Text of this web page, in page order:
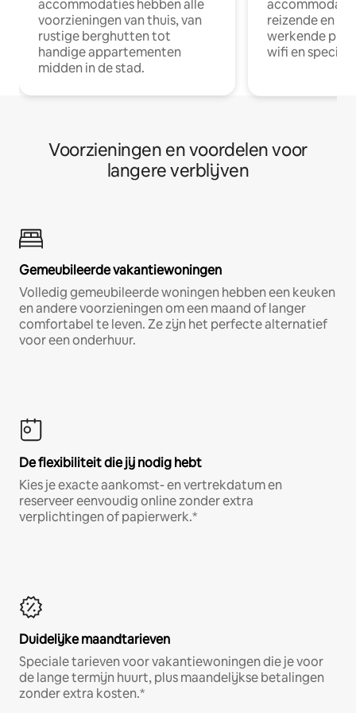
accommodaties hebben alle
voorzieningen van thuis, van
rustige berghutten tot
handige appartementen
midden in de stad.
reizende en
werkende
wifi en
Voorzieningen en voordelen voor
langere verblijven
Gemeubileerde vakantiewoningen
Volledig gemeubileerde woningen hebben een keuken
en andere voorzieningen om een maand of langer
comfortabel te leven. Ze zijn het perfecte alternatief
voor een onderhuur.
De flexibiliteit die jij nodig hebt
Kies je exacte aankomst- en vertrekdatum en
reserveer eenvoudig online zonder extra
verplichtingen of papierwerk.*
Duidelijke maandtarieven
Speciale tarieven voor vakantiewoningen die je voor
de lange termijn huurt, plus maandelijkse betalingen
zonder extra kosten.*